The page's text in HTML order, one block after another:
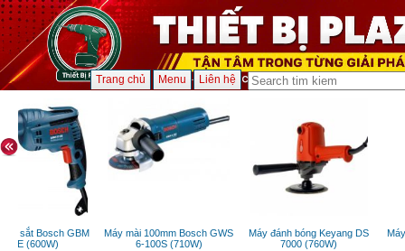
Trang chủ Menu Liên hệ
sắt Bosch GBM
(600W)
Máy mài 100mm Bosch GWS
6-100S (710W)
Máy đánh bóng Keyang DS
7000 (760W)